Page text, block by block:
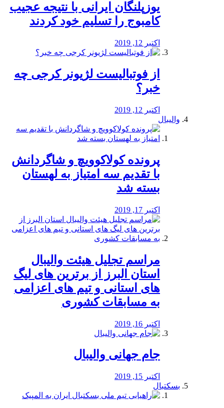
یوزپلنگان ایرانی با نتیجه عجیب
کامبوج را تسلیم خود کردند
اکتبر 12, 2019
از فوتبالیست لژیونر کرجی چه
خبر؟
اکتبر 12, 2019
والیبال
پرونده کولاکوویچ و شاگردانش
با تقدیم سه امتیاز به لهستان
بسته شد
اکتبر 17, 2019
مراسم تجلیل هیئت والیبال
استان البرز از برترین های لیگ
های استانی و تیم های اعزامی
به مسابقات کشوری
اکتبر 16, 2019
جام جهانی والیبال
اکتبر 15, 2019
بسکتبال